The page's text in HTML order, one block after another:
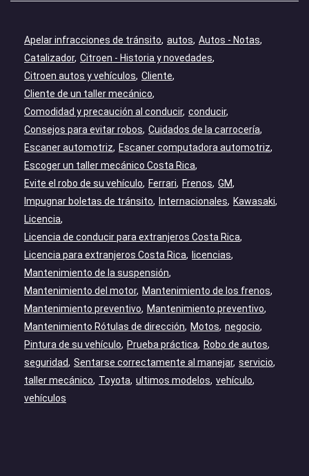
Apelar infracciones de tránsito autos Autos - Notas
Catalizador Citroen - Historia y novedades
Citroen autos y vehículos Cliente
Cliente de un taller mecánico
Comodidad y precaución al conducir conducir
Consejos para evitar robos Cuidados de la carrocería
Escaner automotriz
Escaner computadora automotriz
Escoger un taller mecánico Costa Rica
Evite el robo de su vehículo
Ferrari Frenos GM
Impugnar boletas de tránsito
Internacionales
Kawasaki
Licencia
Licencia de conducir para extranjeros Costa Rica
Licencia para extranjeros Costa Rica
licencias
Mantenimiento de la suspensión
Mantenimiento del motor
Mantenimiento de los frenos
Mantenimiento preventivo
Mantenimiento preventivo
Mantenimiento Rótulas de dirección
Motos negocio
Pintura de su vehículo
Prueba práctica
Robo de autos
seguridad
Sentarse correctamente al manejar servicio
taller mecánico
Toyota ultimos modelos vehículo
vehículos